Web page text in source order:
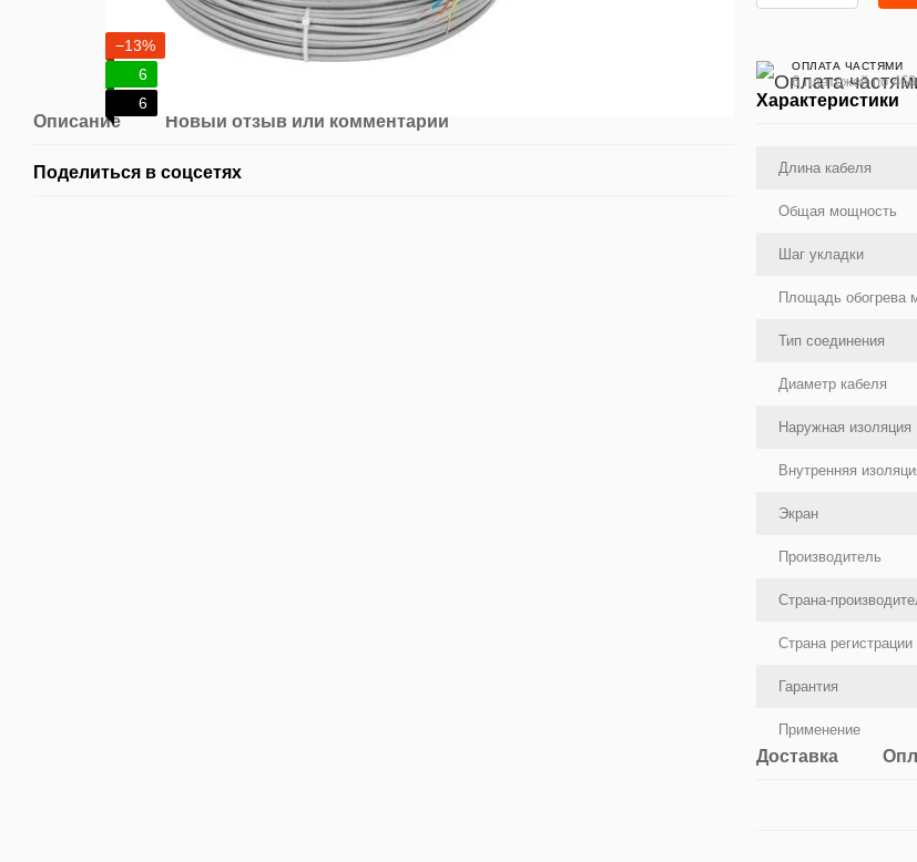
−13%
6
6
Описание Новый отзыв или комментарий
Поделиться в соцсетях
ОПЛАТА ЧАСТЯМИ
6 платежей по
Характеристики
Длина кабеля
Общая мощность
Шаг укладки
Площадь обогрева
Тип соединения
Диаметр кабеля
Наружная изоляция
Внутренняя
Экран
Производитель
Страна-
Страна
Гарантия
Применение
Доставка